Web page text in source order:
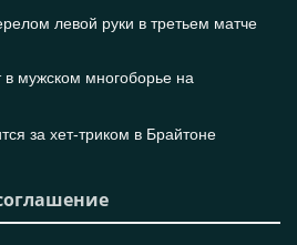
левой руки в третьем матче
мужском многоборье на
за хет-триком в Брайтоне